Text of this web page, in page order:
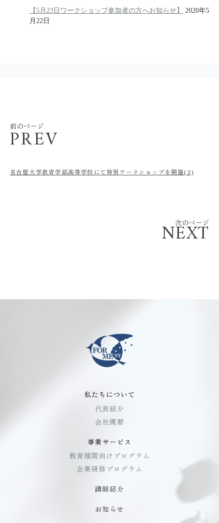
【5月23日ワークショップ参加者の方へお知らせ】
2020年5
月22日
前のページ
PREV
名古屋大学教育学部高等学校にて特別ワークショップを開催(2)
次のページ
NEXT
私たちについて
代表紹介
会社概要
事業サービス
教育機関向けプログラム
企業研修プログラム
講師紹介
お知らせ